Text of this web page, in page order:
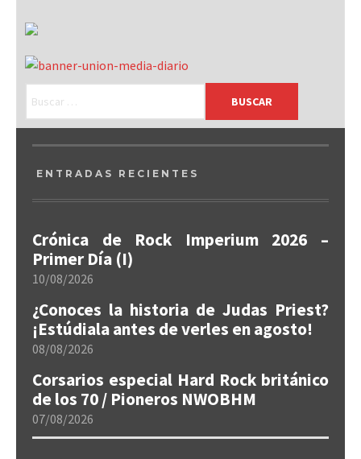
ENTRADAS RECIENTES
Crónica de Rock Imperium 2026 –
Primer Día (I)
10/08/2026
¿Conoces la historia de Judas Priest?
¡Estúdiala antes de verles en agosto!
08/08/2026
Corsarios especial Hard Rock británico
de los 70 / Pioneros NWOBHM
07/08/2026